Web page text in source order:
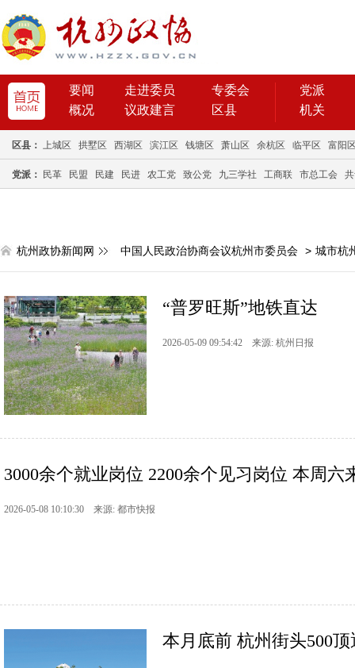
要闻 走进委员
专委会
概况
议政建言 区县
党派
机关
区县： 上城区 拱墅区 西湖区 滨江区 钱塘区 萧山区 余杭区 临平区 富阳
党派： 民革 民盟 民建 民进 农工党 致公党 九三学社 工商联 市总工会
杭州政协新闻网 中国人民政治协商会议杭州市委员会 > 城市杭
“普罗旺斯”地铁直达
2026-05-09 09:54:42 来源: 杭州日报
3000余个就业岗位 2200余个见习岗位 本周六
2026-05-08 10:10:30 来源: 都市快报
本月底前 杭州街头500